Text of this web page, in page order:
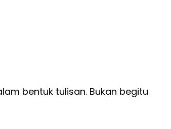
bentuk tulisan. Bukan begitu